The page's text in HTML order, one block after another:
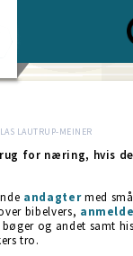
LAUTRUP-MEINER
for næring, hvis
andagtermed små
bibelvers,
og andet samt
tro.